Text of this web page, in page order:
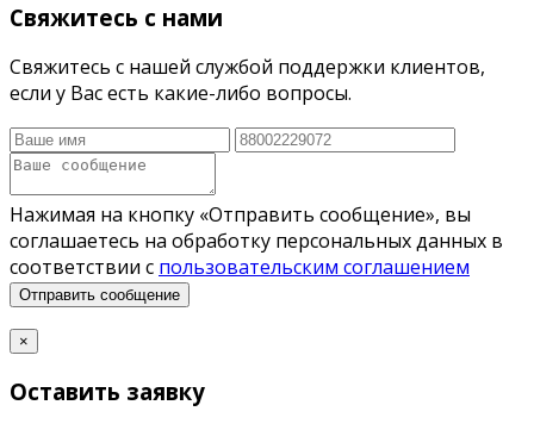
Свяжитесь с нами
Свяжитесь с нашей службой поддержки клиентов,
если у Вас есть какие-либо вопросы.
Нажимая на кнопку «Отправить сообщение», вы
соглашаетесь на обработку персональных данных в
соответствии с пользовательским соглашением
Отправить сообщение
×
Оставить заявку